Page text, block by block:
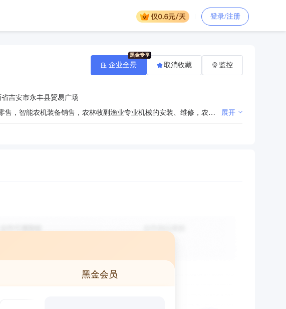
登录/注册
吉安市永丰县贸易广场
一般项目：农业机械服务，农业机械销售，橡胶制品销售，五金产品批发，五金产品零售，智能农机装备销售，农林牧副渔业专业机械的安装、维修，农、林、牧、副、渔业专业机械的销售，机械零件、零部件销售（除依法须经批准的项目外，凭营业执照依法自主开展经营活动） 展开
企业全景 取消收藏 监控
黑金会员